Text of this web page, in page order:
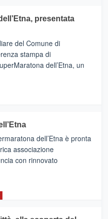
presentata
del Comune di
stampa di
dell’Etna, un
dell’Etna è pronta
associazione
con rinnovato